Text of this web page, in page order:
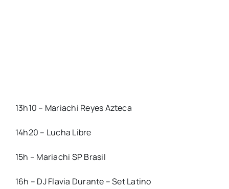
13h10 – Mariachi Reyes Azteca
14h20 – Lucha Libre
15h – Mariachi SP Brasil
16h – DJ Flavia Durante – Set Latino